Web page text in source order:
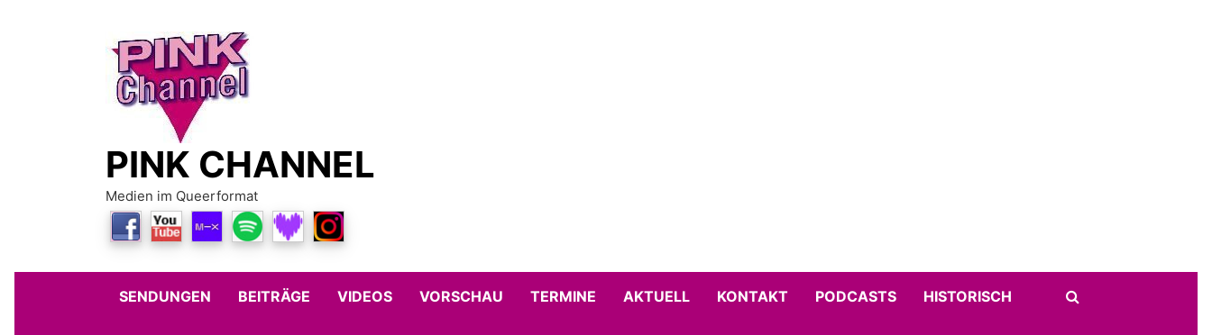
PINK CHANNEL
Medien im Queerformat
SENDUNGEN BEITRÄGE VIDEOS VORSCHAU TERMINE AKTUELL KONTAKT PODCASTS HISTORISCH